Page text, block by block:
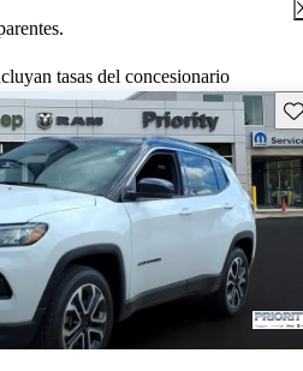
tasas del concesionario